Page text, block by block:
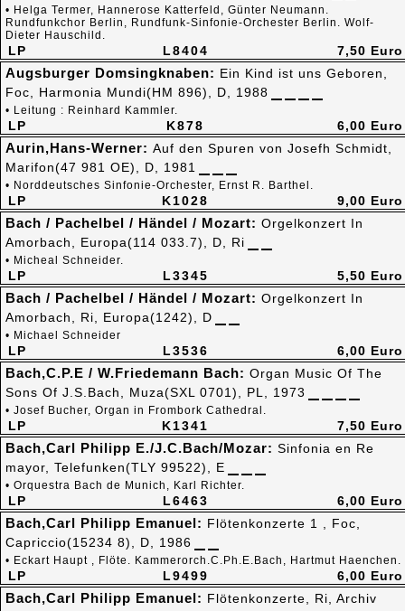
L8404
LP
• Helga Termer, Hannerose Katterfeld, Günter Neumann.
Rundfunkchor Berlin, Rundfunk-Sinfonie-Orchester Berlin. Wolf-
Dieter Hauschild.
7,50 Euro
K878
LP
Augsburger Domsingknaben: Ein Kind ist uns Geboren,
Foc, Harmonia Mundi(HM 896), D, 1988
• Leitung : Reinhard Kammler.
6,00 Euro
K1028
LP
Aurin,Hans-Werner: Auf den Spuren von Josefh Schmidt,
Marifon(47 981 OE), D, 1981
• Norddeutsches Sinfonie-Orchester, Ernst R. Barthel.
9,00 Euro
L3345
LP
Bach / Pachelbel / Händel / Mozart: Orgelkonzert In
Amorbach, Europa(114 033.7), D, Ri
• Micheal Schneider.
5,50 Euro
L3536
LP
Bach / Pachelbel / Händel / Mozart: Orgelkonzert In
Amorbach, Ri, Europa(1242), D
• Michael Schneider
6,00 Euro
K1341
LP
Bach,C.P.E / W.Friedemann Bach: Organ Music Of The
Sons Of J.S.Bach, Muza(SXL 0701), PL, 1973
• Josef Bucher, Organ in Frombork Cathedral.
7,50 Euro
L6463
LP
Bach,Carl Philipp E./J.C.Bach/Mozar: Sinfonia en Re
mayor, Telefunken(TLY 99522), E
• Orquestra Bach de Munich, Karl Richter.
6,00 Euro
L9499
LP
Bach,Carl Philipp Emanuel: Flötenkonzerte 1 , Foc,
Capriccio(15234 8), D, 1986
• Eckart Haupt , Flöte. Kammerorch.C.Ph.E.Bach, Hartmut Haenchen.
6,00 Euro
Bach,Carl Philipp Emanuel: Flötenkonzerte, Ri, Archiv